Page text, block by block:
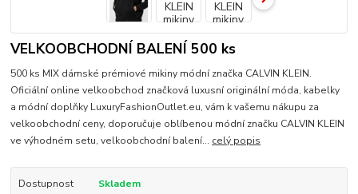
VELKOOBCHODNÍ BALENÍ 500 ks
500 ks MIX dámské prémiové mikiny módní značka CALVIN KLEIN.
Oficiální online velkoobchod značková luxusní originální móda, kabelky
a módní doplňky LuxuryFashionOutlet.eu, vám k vašemu nákupu za
velkoobchodní ceny, doporučuje oblíbenou módní značku CALVIN KLEIN
ve výhodném setu, velkoobchodní balení... celý popis
Dostupnost
Skladem